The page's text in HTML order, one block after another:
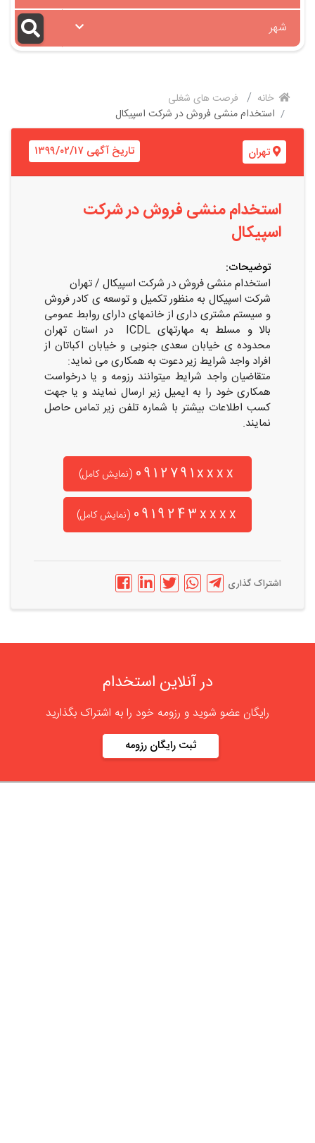
شهر
خانه
فرصت های شغلی
استخدام منشی فروش در شرکت اسپیکال
تهران تاریخ آگهی ۱۳۹۹/۰۲/۱۷
استخدام منشی فروش در شرکت
اسپیکال
توضیحات:
استخدام منشی فروش در شرکت اسپیکال / تهران
شرکت اسپیکال به منظور تکمیل و توسعه ی کادر فروش
و سیستم مشتری داری از خانمهای دارای روابط عمومی
بالا و مسلط به مهارتهای ICDL در استان تهران
محدوده ی خیابان سعدی جنوبی و خیابان اکباتان از
افراد واجد شرایط زیر دعوت به همکاری می نماید:
متقاضیان واجد شرایط میتوانند رزومه و یا درخواست
همکاری خود را به ایمیل زیر ارسال نمایند و یا جهت
کسب اطلاعات بیشتر با شماره تلفن‌ زیر تماس حاصل
نمایند.
0912791xxxx (نمایش کامل)
0919243xxxx (نمایش کامل)
اشتراک گذاری
در آنلاین استخدام
رایگان عضو شوید و رزومه خود را به اشتراک بگذارید
ثبت رایگان رزومه